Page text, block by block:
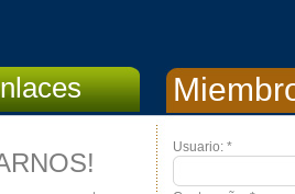
Usuario: *